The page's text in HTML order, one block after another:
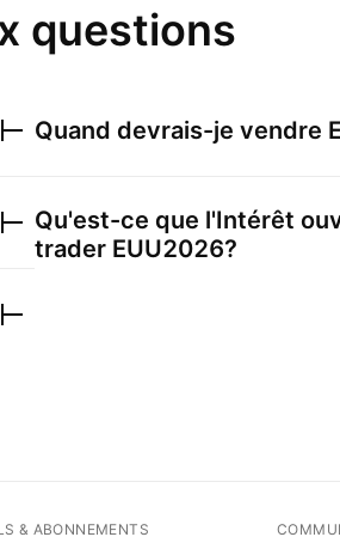
questions
Quand devrais-je vendre
Qu'est-ce que l'Intérêt
trader EUU2026?
& ABONNEMENTS